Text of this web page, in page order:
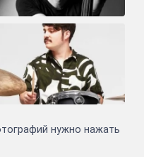
нужно нажать